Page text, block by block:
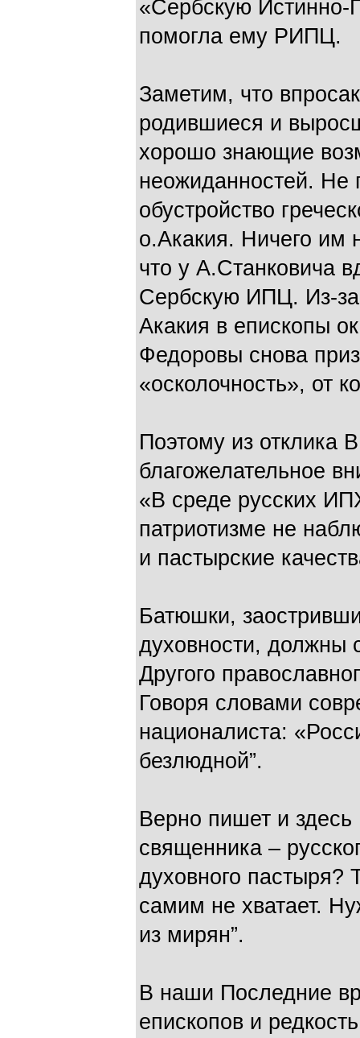
«Сербскую Истинно-
помогла ему РИПЦ.
Заметим, что
родившиеся и
хорошо знающие
неожиданностей. Не
обустройство
о.Акакия. Ничего им
что у А.Станковича
Сербскую ИПЦ. Из-за
Акакия в епископы
Федоровы снова
«осколочность», от
Поэтому из отклика
благожелательное
«В среде русских
патриотизме не
и пастырские
Батюшки,
духовности, должны
Другого
Говоря словами
националиста:
безлюдной”.
Верно пишет и
священника –
духовного пастыря?
самим не хватает.
из мирян”.
В наши Последние
епископов и